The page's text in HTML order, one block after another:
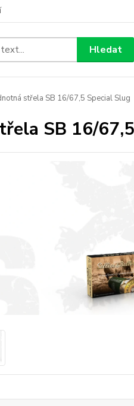
Hledat
střela SB 16/67,5 Special Slug
SB 16/